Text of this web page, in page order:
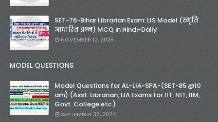
SET-76-Bihar Librarian Exam: LIS Model (स्मृति
आधारित प्रश्न) MCQ in Hindi-Daily
NOVEMBER 12, 2025
MODEL QUESTIONS
Model Questions for AL-LIA-SPA-(SET-85 @10
am) (Asst. Librarian, LIA Exams for IIT, NIT, IIM,
Govt. College etc.)
SEPTEMBER 30, 2024